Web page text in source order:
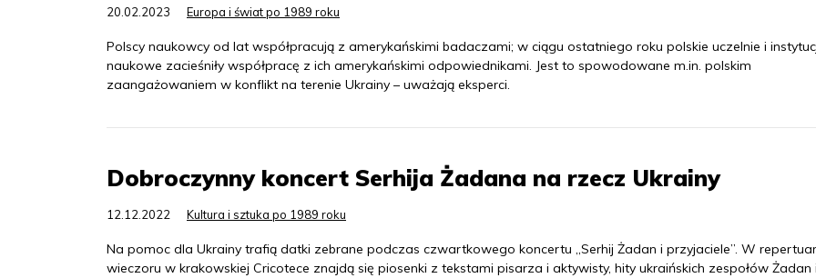
20.02.2023 Europa i świat po 1989 roku
Polscy naukowcy od lat współpracują z amerykańskimi badaczami; w ciągu ostatniego roku polskie uczelnie i
naukowe zacieśniły współpracę z ich amerykańskimi odpowiednikami. Jest to spowodowane m.in. polskim
zaangażowaniem w konflikt na terenie Ukrainy – uważają eksperci.
Dobroczynny koncert Serhija Żadana na rzecz Ukrainy
12.12.2022 Kultura i sztuka po 1989 roku
Na pomoc dla Ukrainy trafią datki zebrane podczas czwartkowego koncertu „Serhij Żadan i przyjaciele”. W
wieczoru w krakowskiej Cricotece znajdą się piosenki z tekstami pisarza i aktywisty, hity ukraińskich zespołów Żadan i